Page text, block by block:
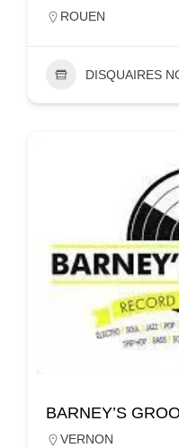
ROUEN
DISQUAIRES
BARNEY’S
VERNON